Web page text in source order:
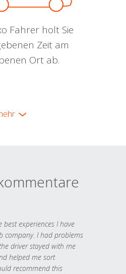
Fahrer holt Sie
Zeit am
Ort ab.
best experiences I have
company. I had problems
driver stayed with me
helped me sort
recommend this